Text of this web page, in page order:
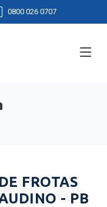
0800 026 0707
FROTAS
- PB